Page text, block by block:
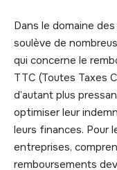
Dans le domaine
soulève de
qui concerne le
TTC (Toutes Taxes
d’autant plus
optimiser leur
leurs finances. Pour
entreprises,
remboursements